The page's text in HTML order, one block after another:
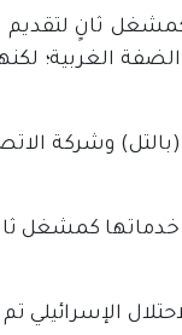
كمشغل ثانٍ
الغربية؛
لتقديم خدماتها
الاحتلال